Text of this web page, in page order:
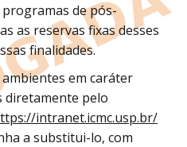
de pós-
as reservas fixas desses
finalidades.
ambientes em caráter
diretamente pelo
intranet.icmc.usp.br/
a substitui-lo, com